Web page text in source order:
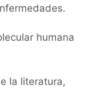
humana
la literatura,